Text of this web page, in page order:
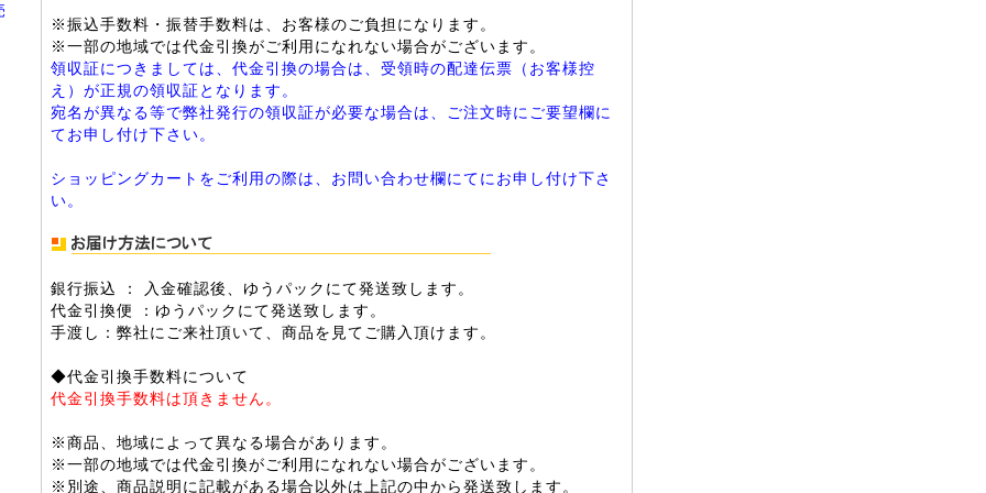
※振込手数料・振替手数料は、お客様のご負担になります。
※一部の地域では代金引換がご利用になれない場合がございます。
領収証につきましては、代金引換の場合は、受領時の配達伝票（お客様控
え）が正規の領収証となります。
宛名が異なる等で弊社発行の領収証が必要な場合は、ご注文時にご要望欄に
てお申し付け下さい。
ショッピングカートをご利用の際は、お問い合わせ欄にてにお申し付け下さ
い。
銀行振込 ： 入金確認後、ゆうパックにて発送致します。
代金引換便 ：ゆうパックにて発送致します。
手渡し：弊社にご来社頂いて、商品を見てご購入頂けます。
◆代金引換手数料について
代金引換手数料は頂きません。
※商品、地域によって異なる場合があります。
※一部の地域では代金引換がご利用になれない場合がございます。
※別途、商品説明に記載がある場合以外は上記の中から発送致します。